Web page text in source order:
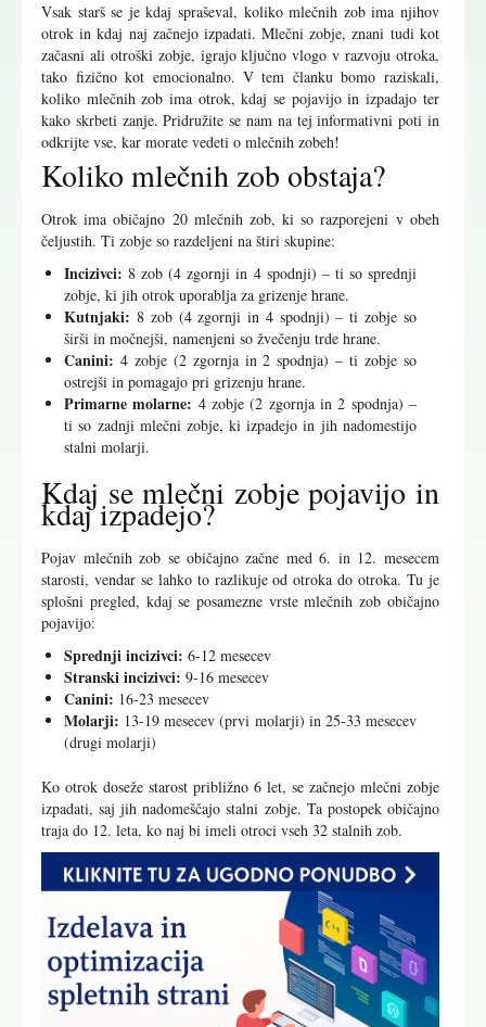
Vsak starš se je kdaj spraševal, koliko mlečnih zob ima njihov
otrok in kdaj naj začnejo izpadati. Mlečni zobje, znani tudi kot
začasni ali otroški zobje, igrajo ključno vlogo v razvoju otroka,
tako fizično kot emocionalno. V tem članku bomo raziskali,
koliko mlečnih zob ima otrok, kdaj se pojavijo in izpadajo ter
kako skrbeti zanje. Pridružite se nam na tej informativni poti in
odkrijte vse, kar morate vedeti o mlečnih zobeh!
Koliko mlečnih zob obstaja?
Otrok ima običajno 20 mlečnih zob, ki so razporejeni v obeh
čeljustih. Ti zobje so razdeljeni na štiri skupine:
Incizivci: 8 zob (4 zgornji in 4 spodnji) – ti so sprednji
zobje, ki jih otrok uporablja za grizenje hrane.
Kutnjaki: 8 zob (4 zgornji in 4 spodnji) – ti zobje so
širši in močnejši, namenjeni so žvečenju trde hrane.
Canini: 4 zobje (2 zgornja in 2 spodnja) – ti zobje so
ostrejši in pomagajo pri grizenju hrane.
Primarne molarne: 4 zobje (2 zgornja in 2 spodnja) –
ti so zadnji mlečni zobje, ki izpadejo in jih nadomestijo
stalni molarji.
Kdaj se mlečni zobje pojavijo in
kdaj izpadejo?
Pojav mlečnih zob se običajno začne med 6. in 12. mesecem
starosti, vendar se lahko to razlikuje od otroka do otroka. Tu je
splošni pregled, kdaj se posamezne vrste mlečnih zob običajno
pojavijo:
Sprednji incizivci: 6-12 mesecev
Stranski incizivci: 9-16 mesecev
Canini: 16-23 mesecev
Molarji: 13-19 mesecev (prvi molarji) in 25-33 mesecev
(drugi molarji)
Ko otrok doseže starost približno 6 let, se začnejo mlečni zobje
izpadati, saj jih nadomeščajo stalni zobje. Ta postopek običajno
traja do 12. leta, ko naj bi imeli otroci vseh 32 stalnih zob.